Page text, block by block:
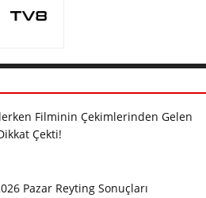
Filminin Çekimlerinden Gelen
Çekti!
Pazar Reyting Sonuçları